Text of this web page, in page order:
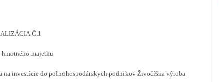
Č.1
majetku
na investície do poľnohospodárskych podnikov Živočíšna výroba